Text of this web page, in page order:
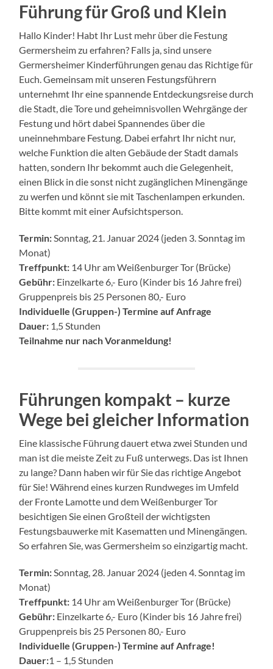
Führung für Groß und Klein
Hallo Kinder! Habt Ihr Lust mehr über die Festung
Germersheim zu erfahren? Falls ja, sind unsere
Germersheimer Kinderführungen genau das Richtige für
Euch. Gemeinsam mit unseren Festungsführern
unternehmt Ihr eine spannende Entdeckungsreise durch
die Stadt, die Tore und geheimnisvollen Wehrgänge der
Festung und hört dabei Spannendes über die
uneinnehmbare Festung. Dabei erfahrt Ihr nicht nur,
welche Funktion die alten Gebäude der Stadt damals
hatten, sondern Ihr bekommt auch die Gelegenheit,
einen Blick in die sonst nicht zugänglichen Minengänge
zu werfen und könnt sie mit Taschenlampen erkunden.
Bitte kommt mit einer Aufsichtsperson.
Termin:Sonntag, 21. Januar 2024 (jeden 3. Sonntag im
Monat)
Treffpunkt: 14 Uhr am Weißenburger Tor (Brücke)
Gebühr: Einzelkarte 6,- Euro (Kinder bis 16 Jahre frei)
Gruppenpreis bis 25 Personen 80,- Euro
Individuelle (Gruppen-) Termine auf Anfrage
Dauer: 1,5 Stunden
Teilnahme nur nach Voranmeldung!
Führungen kompakt – kurze
Wege bei gleicher Information
Eine klassische Führung dauert etwa zwei Stunden und
man ist die meiste Zeit zu Fuß unterwegs. Das ist Ihnen
zu lange? Dann haben wir für Sie das richtige Angebot
für Sie! Während eines kurzen Rundweges im Umfeld
der Fronte Lamotte und dem Weißenburger Tor
besichtigen Sie einen Großteil der wichtigsten
Festungsbauwerke mit Kasematten und Minengängen.
So erfahren Sie, was Germersheim so einzigartig macht.
Termin:Sonntag, 28. Januar 2024 (jeden 4. Sonntag im
Monat)
Treffpunkt: 14 Uhr am Weißenburger Tor (Brücke)
Gebühr: Einzelkarte 6,- Euro (Kinder bis 16 Jahre frei)
Gruppenpreis bis 25 Personen 80,- Euro
Individuelle (Gruppen-) Termine auf Anfrage!
Dauer:1 – 1,5 Stunden